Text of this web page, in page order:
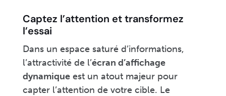
Captez l’attention et transformez
l’essai
Dans un espace saturé d’informations,
l’attractivité de l’écran d’affichage
dynamiqueest un atout majeur pour
capter l’attention de votre cible. Le